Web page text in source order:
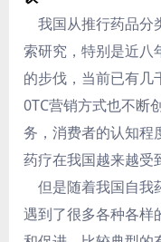
我国从推行药品分
索研究，特别是近八
的步伐，当前已有几
0TC营销方式也不断
务，消费者的认知程
药疗在我国越来越受
但是随着我国自我
遇到了很多各种各样